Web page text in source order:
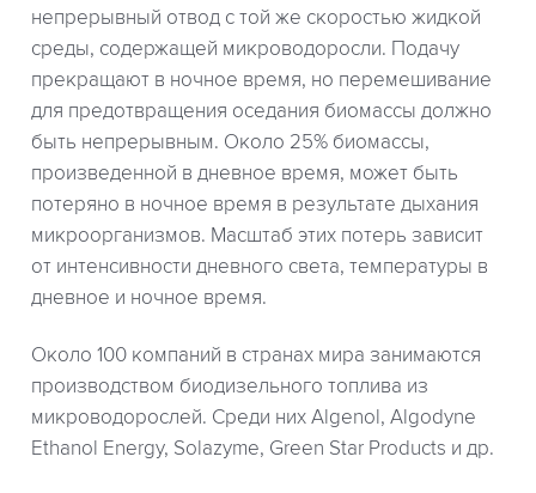
непрерывный отвод с той же скоростью жидкой
среды, содержащей микроводоросли. Подачу
прекращают в ночное время, но перемешивание
для предотвращения оседания биомассы должно
быть непрерывным. Около 25% биомассы,
произведенной в дневное время, может быть
потеряно в ночное время в результате дыхания
микроорганизмов. Масштаб этих потерь зависит
от интенсивности дневного света, температуры в
дневное и ночное время.
Около 100 компаний в странах мира занимаются
производством биодизельного топлива из
микроводорослей. Среди них Algenol, Algodyne
Ethanol Energy, Solazyme, Green Star Products и др.